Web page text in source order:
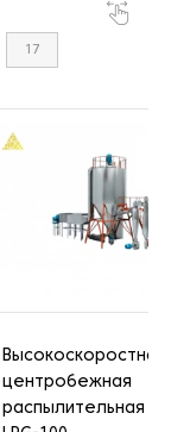
17
Высокоскоростная
центробежная
распылительная